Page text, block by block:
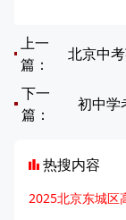
上一
篇：
下一
篇：
热搜内容